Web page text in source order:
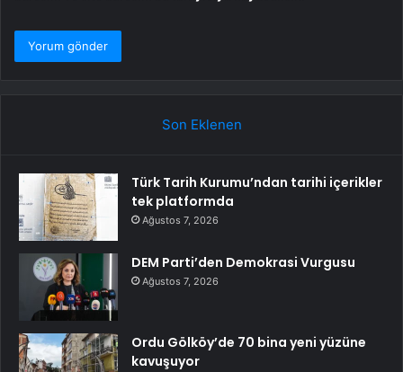
Son Eklenen
Türk Tarih Kurumu’ndan tarihi içerikler
tek platformda
Ağustos 7, 2026
DEM Parti’den Demokrasi Vurgusu
Ağustos 7, 2026
Ordu Gölköy’de 70 bina yeni yüzüne
kavuşuyor